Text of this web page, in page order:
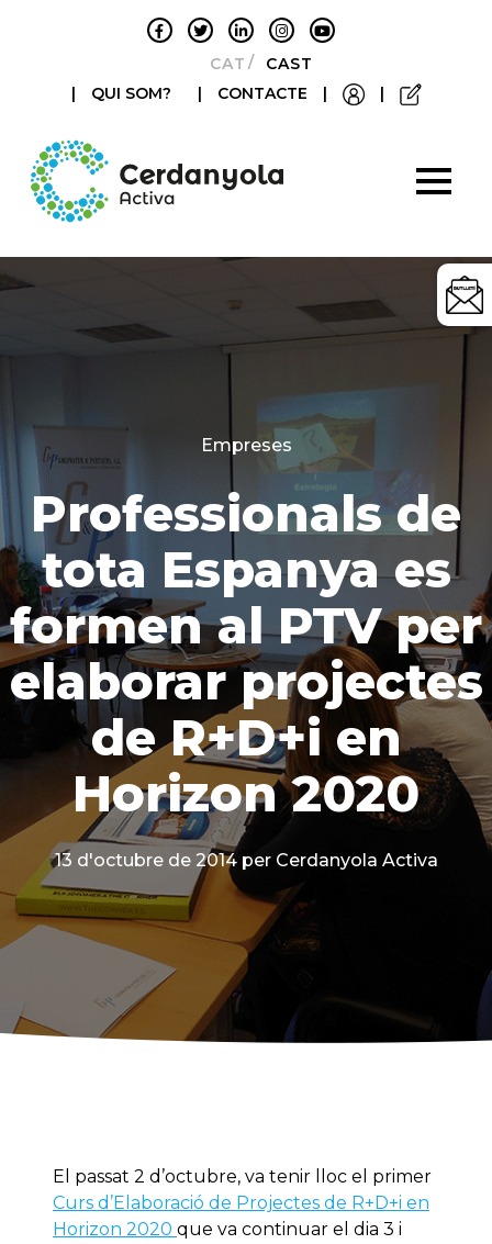
CATALÀCASTELLANO
|
QUI SOM? | CONTACTE | |
Categories
Empreses
Professionals de
tota Espanya es
formen al PTV per
elaborar projectes
de R+D+i en
Horizon 2020
13 d'octubre de 2014 per Cerdanyola Activa
El passat 2 d’octubre, va tenir lloc el primer
Curs d’Elaboració de Projectes de R+D+i en
Horizon 2020 que va continuar el dia 3 i